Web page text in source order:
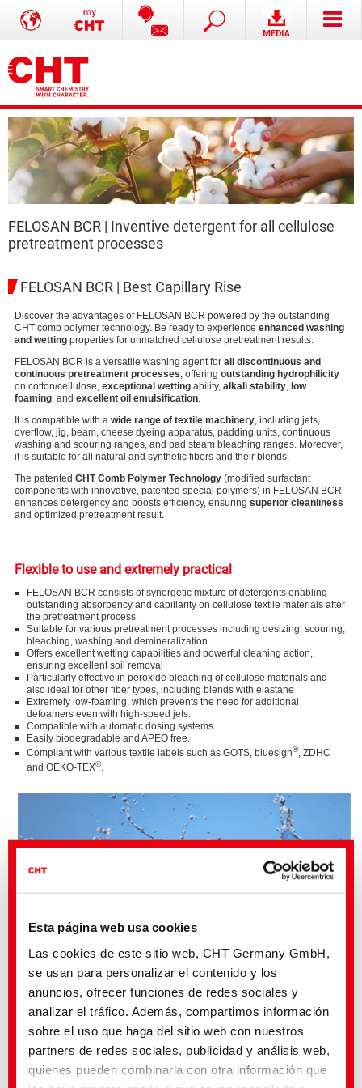
Esta página web usa cookies
Las cookies de este sitio web, CHT Germany GmbH,
se usan para personalizar el contenido y los
anuncios, ofrecer funciones de redes sociales y
analizar el tráfico. Además, compartimos información
sobre el uso que haga del sitio web con nuestros
partners de redes sociales, publicidad y análisis web,
quienes pueden combinarla con otra información que
FELOSAN BCR | Inventive detergent for all cellulose
pretreatment processes
FELOSAN BCR | Best Capillary Rise
Discover the advantages of FELOSAN BCR powered by the outstanding
CHT comb polymer technology. Be ready to experience enhanced washing
and wetting properties for unmatched cellulose pretreatment results.
FELOSAN BCR is a versatile washing agent for all discontinuous and
continuous pretreatment processes, offering outstanding hydrophilicity
on cotton/cellulose, exceptional wetting ability, alkali stability, low
foaming, and excellent oil emulsification.
It is compatible with a wide range of textile machinery, including jets,
overflow, jig, beam, cheese dyeing apparatus, padding units, continuous
washing and scouring ranges, and pad steam bleaching ranges. Moreover,
it is suitable for all natural and synthetic fibers and their blends.
The patented CHT Comb Polymer Technology (modified surfactant
components with innovative, patented special polymers) in FELOSAN BCR
enhances detergency and boosts efficiency, ensuring superior cleanliness
and optimized pretreatment result.
Flexible to use and extremely practical
FELOSAN BCR consists of synergetic mixture of detergents enabling
outstanding absorbency and capillarity on cellulose textile materials after
the pretreatment process.
Suitable for various pretreatment processes including desizing, scouring,
bleaching, washing and demineralization
Offers excellent wetting capabilities and powerful cleaning action,
ensuring excellent soil removal
Particularly effective in peroxide bleaching of cellulose materials and
also ideal for other fiber types, including blends with elastane
Extremely low-foaming, which prevents the need for additional
defoamers even with high-speed jets.
Compatible with automatic dosing systems.
Easily biodegradable and APEO free.
Compliant with various textile labels such as GOTS, bluesign®, ZDHC
and OEKO-TEX®.